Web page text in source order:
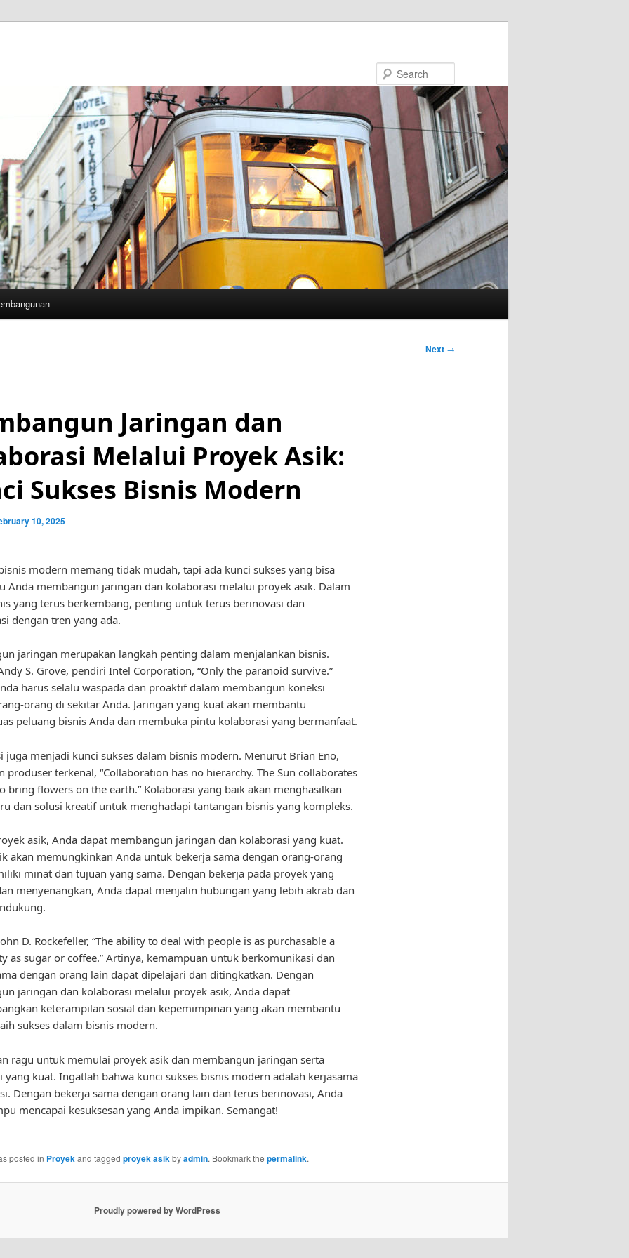
Next →
Jaringan dan
Melalui Proyek Asik:
Sukses Bisnis Modern
10, 2025
modern memang tidak mudah, tapi ada kunci sukses yang bisa
Anda membangun jaringan dan kolaborasi melalui proyek asik. Dalam
yang terus berkembang, penting untuk terus berinovasi dan
dengan tren yang ada.
jaringan merupakan langkah penting dalam menjalankan bisnis.
S. Grove, pendiri Intel Corporation, “Only the paranoid survive.”
harus selalu waspada dan proaktif dalam membangun koneksi
orang di sekitar Anda. Jaringan yang kuat akan membantu
peluang bisnis Anda dan membuka pintu kolaborasi yang bermanfaat.
juga menjadi kunci sukses dalam bisnis modern. Menurut Brian Eno,
produser terkenal, “Collaboration has no hierarchy. The Sun collaborates
bring flowers on the earth.” Kolaborasi yang baik akan menghasilkan
dan solusi kreatif untuk menghadapi tantangan bisnis yang kompleks.
asik, Anda dapat membangun jaringan dan kolaborasi yang kuat.
akan memungkinkan Anda untuk bekerja sama dengan orang-orang
minat dan tujuan yang sama. Dengan bekerja pada proyek yang
menyenangkan, Anda dapat menjalin hubungan yang lebih akrab dan
D. Rockefeller, “The ability to deal with people is as purchasable a
as sugar or coffee.” Artinya, kemampuan untuk berkomunikasi dan
dengan orang lain dapat dipelajari dan ditingkatkan. Dengan
jaringan dan kolaborasi melalui proyek asik, Anda dapat
keterampilan sosial dan kepemimpinan yang akan membantu
sukses dalam bisnis modern.
ragu untuk memulai proyek asik dan membangun jaringan serta
yang kuat. Ingatlah bahwa kunci sukses bisnis modern adalah kerjasama
Dengan bekerja sama dengan orang lain dan terus berinovasi, Anda
mencapai kesuksesan yang Anda impikan. Semangat!
posted in Proyekand tagged proyek asikbyadmin. Bookmark the permalink.
Proudly powered by WordPress